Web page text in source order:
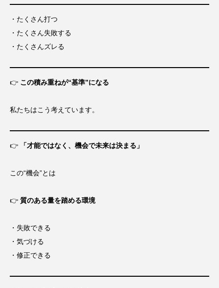
・たくさん打つ
・たくさん失敗する
・たくさんズレる
👉 この積み重ねが“基準”になる
私たちはこう考えています。
👉 「才能ではなく、機会で未来は決まる」
この“機会”とは
👉 質のある量を踏める環境
・失敗できる
・気づける
・修正できる